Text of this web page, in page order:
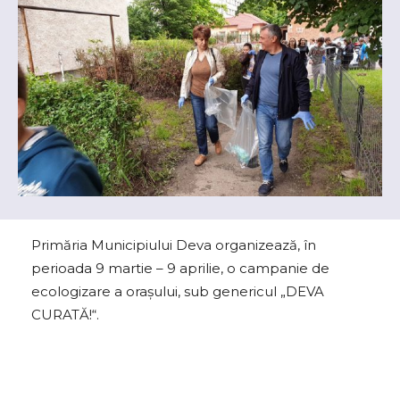
Primăria Municipiului Deva organizează, în
perioada 9 martie – 9 aprilie, o campanie de
ecologizare a oraşului, sub genericul „DEVA
CURATĂ!“.